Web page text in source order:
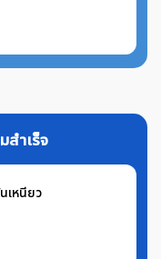
สำเร็จ
เหนียว